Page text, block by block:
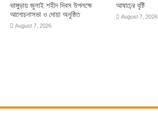
ভাঙ্গুড়ায় জুলাই শহীদ দিবস উপলক্ষে
আলোচনাসভা ও দোয়া অনুষ্ঠিত
August 7, 2026
আষাঢ়ের বৃষ্টি
August 7, 2026